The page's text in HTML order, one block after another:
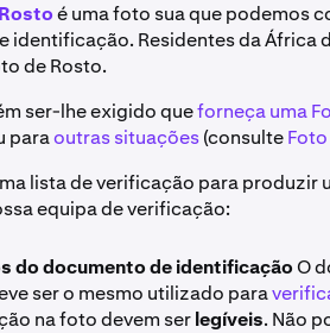
é uma foto sua que podemos
identificação. Residentes da África
de Rosto.
ser-lhe exigido queforneça uma
paraoutras situações(consulte
lista de verificação para produzir
equipa de verificação:
do documento de identificaçãoO
ser o mesmo utilizado para
na foto devem serlegíveis. Não